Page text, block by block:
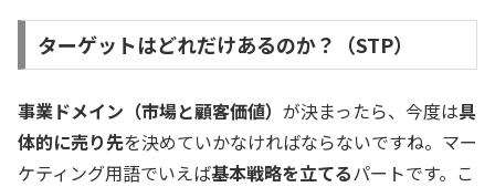
ターゲットはどれだけあるのか？（STP）
事業ドメイン（市場と顧客価値） が決まったら、今度は具
体的に売り先を決めていかなければならないですね。マー
ケティング用語でいえば基本戦略を立てるパートです。こ